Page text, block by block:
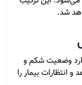
شد.
وضعیت شکم و
انتظارات بیمار را